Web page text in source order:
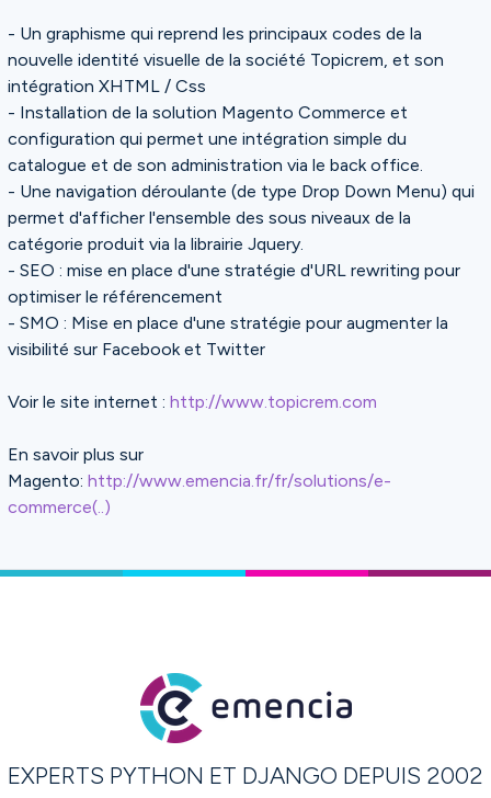
- Un graphisme qui reprend les principaux codes de la
nouvelle identité visuelle de la société Topicrem, et son
intégration XHTML / Css
- Installation de la solution Magento Commerce et
configuration qui permet une intégration simple du
catalogue et de son administration via le back office.
- Une navigation déroulante (de type Drop Down Menu) qui
permet d'afficher l'ensemble des sous niveaux de la
catégorie produit via la librairie Jquery.
- SEO : mise en place d'une stratégie d'URL rewriting pour
optimiser le référencement
- SMO : Mise en place d'une stratégie pour augmenter la
visibilité sur Facebook et Twitter
Voir le site internet : http://www.topicrem.com
En savoir plus sur
Magento: http://www.emencia.fr/fr/solutions/e-
commerce(..)
EXPERTS PYTHON ET DJANGO DEPUIS 2002